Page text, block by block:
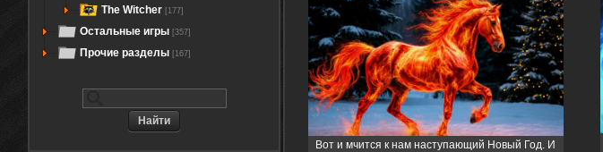
The Witcher [177]
Остальные игры [357]
Прочие разделы [167]
Вот и мчится к нам наступающий Новый Год. И